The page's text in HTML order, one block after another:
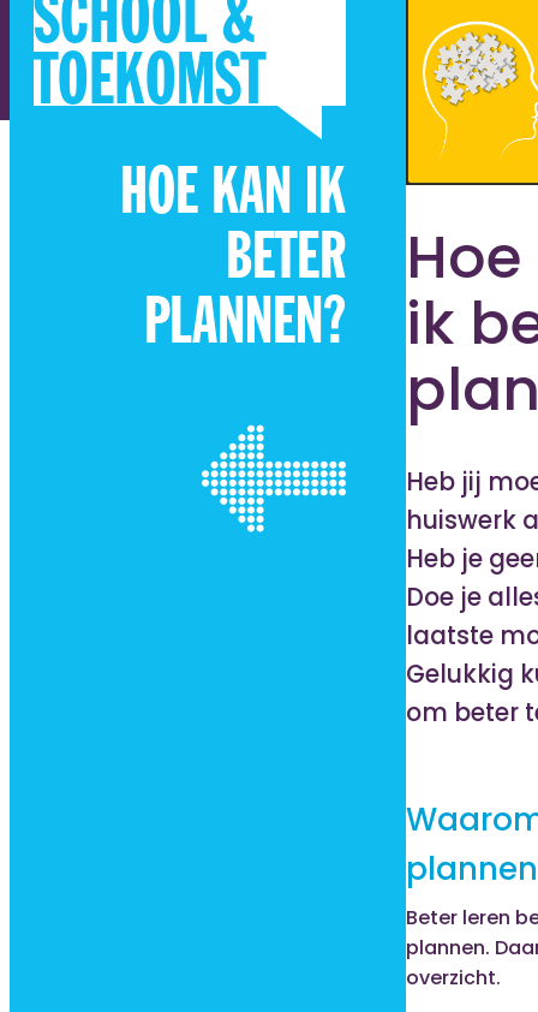
SCHOOL &
TOEKOMST
HOE KAN IK
BETER
PLANNEN?
ik
Heb jij
huiswerk
Heb je
Doe je
laatste
Gelukkig
om beter
Beter leren
plannen.
overzicht.